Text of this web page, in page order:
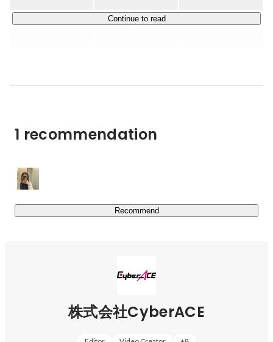
WEB面接にて実施しております！（最終選考は対面にて
日はオフィス出社日となっております。
Continue to read
1 recommendation
Recommend
株式会社CyberACE